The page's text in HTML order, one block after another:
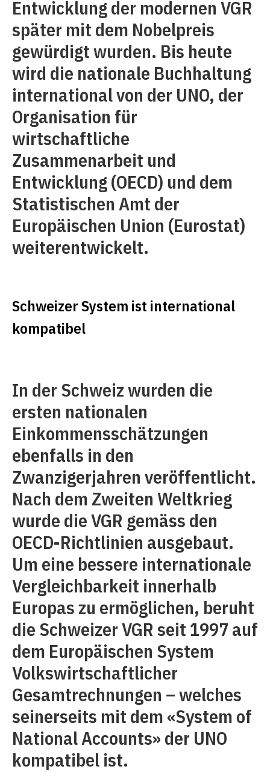
Entwicklung der modernen VGR
später mit dem Nobelpreis
gewürdigt wurden. Bis heute
wird die nationale Buchhaltung
international von der UNO, der
Organisation für
wirtschaftliche
Zusammenarbeit und
Entwicklung (OECD) und dem
Statistischen Amt der
Europäischen Union (Eurostat)
weiterentwickelt.
Schweizer System ist international
kompatibel
In der Schweiz wurden die
ersten nationalen
Einkommensschätzungen
ebenfalls in den
Zwanzigerjahren veröffentlicht.
Nach dem Zweiten Weltkrieg
wurde die VGR gemäss den
OECD-Richtlinien ausgebaut.
Um eine bessere internationale
Vergleichbarkeit innerhalb
Europas zu ermöglichen, beruht
die Schweizer VGR seit 1997 auf
dem Europäischen System
Volkswirtschaftlicher
Gesamtrechnungen – welches
seinerseits mit dem «System of
National Accounts» der UNO
kompatibel ist.